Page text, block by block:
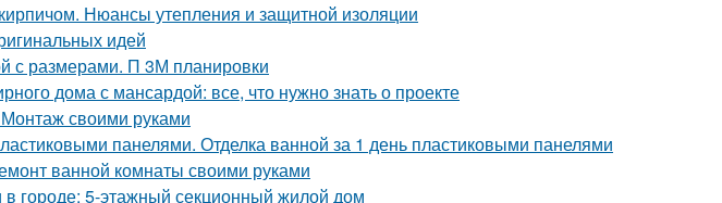
Нюансы утепления и защитной изоляции
идей
с размерами. П 3М планировки
дома с мансардой: все, что нужно знать о проекте
своими руками
панелями. Отделка ванной за 1 день пластиковыми панелями
ванной комнаты своими руками
городе: 5-этажный секционный жилой дом